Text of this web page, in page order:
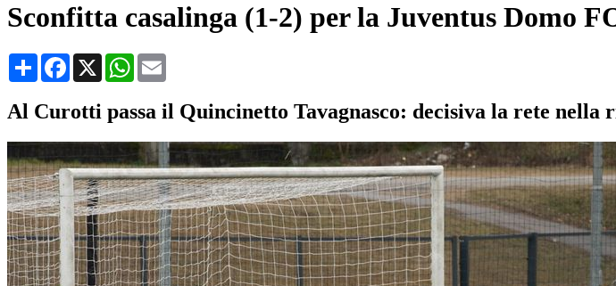
Sconfitta casalinga (1-2) per la Juventus Domo
CondividiFacebook
X WhatsApp
Al Curotti passa il Quincinetto Tavagnasco: decisiva la rete nella